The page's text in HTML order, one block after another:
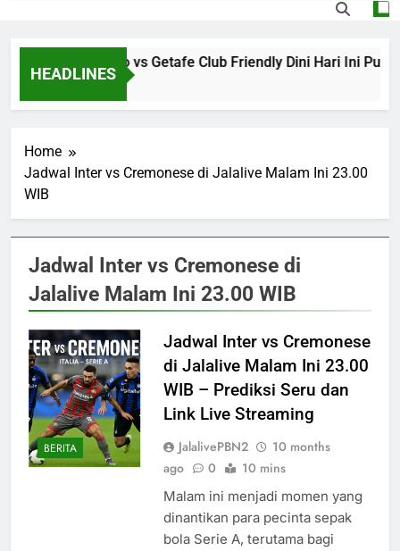
HEADLINES
Streaming Monaco vs Getafe Club Friendly Dini Hari Ini
17 Hours Ago
Home
Jadwal Inter vs Cremonese di Jalalive Malam Ini 23.00
WIB
Jadwal Inter vs Cremonese di
Jalalive Malam Ini 23.00 WIB
BERITA
Jadwal Inter vs Cremonese
di Jalalive Malam Ini 23.00
WIB – Prediksi Seru dan
Link Live Streaming
JalalivePBN2
10 months
ago
0 10 mins
Malam ini menjadi momen yang
dinantikan para pecinta sepak
bola Serie A, terutama bagi